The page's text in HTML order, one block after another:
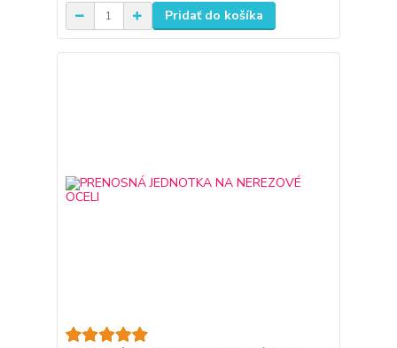
Pridať do košíka